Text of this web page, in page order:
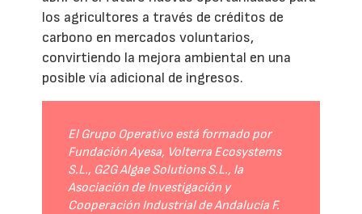
los agricultores a través de créditos de
carbono en mercados voluntarios,
convirtiendo la mejora ambiental en una
posible vía adicional de ingresos.
El Grupo Operativo está formado por
Fundación Ayesa, Volterra Ecosystems
S.L., G2G Algae Solutions S.L., la
Asociación de Investigación y
Cooperación Industrial de Andalucía F.